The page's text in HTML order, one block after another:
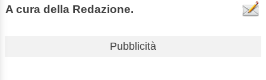
A cura della Redazione.
Pubblicità